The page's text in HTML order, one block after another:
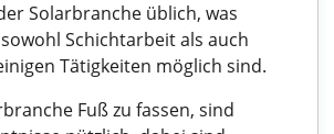
Solarbranche üblich, was
Schichtarbeit als auch
Tätigkeiten möglich sind.
Fuß zu fassen, sind